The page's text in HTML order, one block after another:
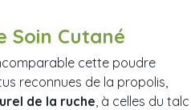
Soin Cutané
cette poudre
reconnues de la propolis,
de la ruche , à celles du talc